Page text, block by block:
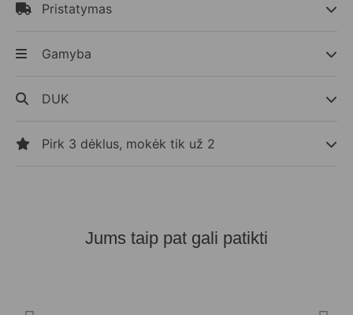
Pristatymas
Gamyba
DUK
Pirk 3 dėklus, mokėk tik už 2
Jums taip pat gali patikti